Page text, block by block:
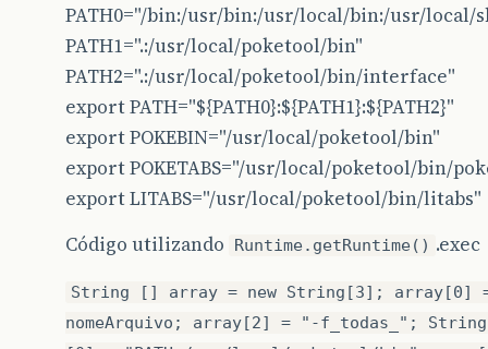
PATH0="/bin:/usr/bin:/usr/local/bin:/usr/local/
PATH1=".:/usr/local/poketool/bin"
PATH2=".:/usr/local/poketool/bin/interface"
export PATH="${PATH0}:${PATH1}:${PATH2}"
export POKEBIN="/usr/local/poketool/bin"
export POKETABS="/usr/local/poketool/bin/
export LITABS="/usr/local/poketool/bin/litabs"
Código utilizando
Runtime.getRuntime() .exec
String [] array = new String[3]; array[0]
nomeArquivo; array[2] = "-f_todas_";